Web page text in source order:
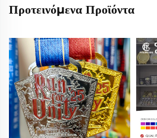
Προτεινόμενα Προϊόντα